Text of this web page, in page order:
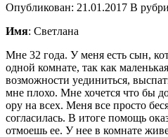
Опубликован: 21.01.2017 В
Имя: Светлана
Мне 32 года. У меня есть сын,
одной комнате, так как
возможности уединиться,
мне плохо. Мне хочется что бы
ору на всех. Меня все просто
согласилась. В итоге помощь
отмоешь ее. У нее в комнате